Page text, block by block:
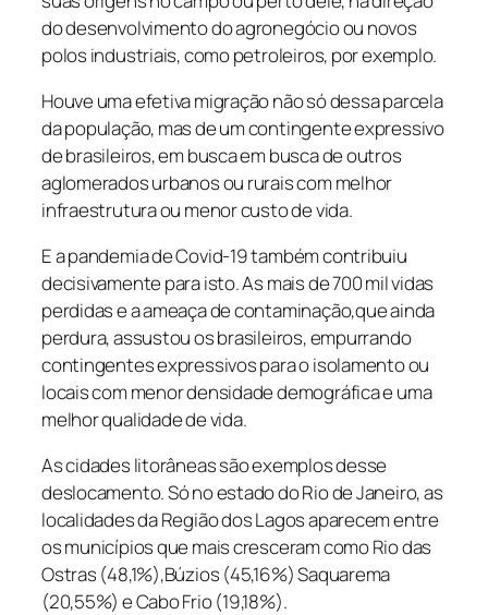
do desenvolvimento do agronegócio ou novos
polos industriais, como petroleiros, por exemplo.
Houve uma efetiva migração não só dessa parcela
da população, mas de um contingente expressivo
de brasileiros, em busca em busca de outros
aglomerados urbanos ou rurais com melhor
infraestrutura ou menor custo de vida.
E a pandemia de Covid-19 também contribuiu
decisivamente para isto. As mais de 700 mil vidas
perdidas e a ameaça de contaminação,que ainda
perdura, assustou os brasileiros, empurrando
contingentes expressivos para o isolamento ou
locais com menor densidade demográfica e uma
melhor qualidade de vida.
As cidades litorâneas são exemplos desse
deslocamento. Só no estado do Rio de Janeiro, as
localidades da Região dos Lagos aparecem entre
os municípios que mais cresceram como Rio das
Ostras (48,1%),Búzios (45,16%) Saquarema
(20,55%) e Cabo Frio (19,18%).